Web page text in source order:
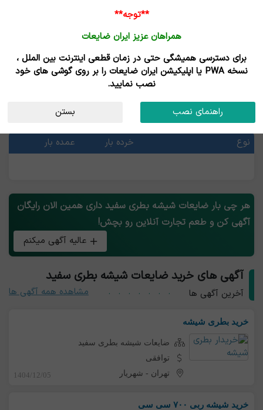
خرید و فروش ضایعات شیشه بطری سفید
قیمت ضایعات شیشه بطری سفید
آخرین قیمت ها
نوع
خرده بار عمده بار
هر چی بار ضایعات شیشه بطری سفید داری همین الان رایگان
آگهی کن و طعم تجارت آنلاین رو بچش!
عالیه آگهی میکنم
آگهی های خرید ضایعات شیشه بطری سفید
آخرین آگهی ها مشاهده همه آگهی ها
خرید بطری شیشه
ضایعات شیشه بطری سفید
توافقی
تهران - شهریار 1404/12/05
خرید شیشه ربی ۷۰۰ سی سی
**توجه**
همراهان عزیز ایران ضایعات
برای دسترسی همیشگی حتی در زمان قطعی اینترنت بین الملل ،
نسخه PWA یا اپلیکیشن ایران ضایعات را بر روی گوشی های خود
نصب نمایید.
راهنمای نصب بستن